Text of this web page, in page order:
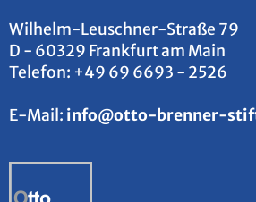
Wil­helm-Leu­sch­ner-Stra­ße 79
D - 60329 Frank­furt am Main
Te­le­fon: +49 69 6693 - 2526
E-Mail: info@​otto-​brenner-​